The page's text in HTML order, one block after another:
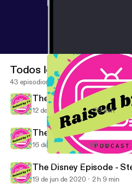
Raised By TV Podcast
Todos los episodios
43 episodios
The Disney Episode -
12 de ago de 2020 59 min
The Disney Episode -
16 de jul de 2020 56 min
The Disney Episode -
19 de jun de 2020 2 h 9 min